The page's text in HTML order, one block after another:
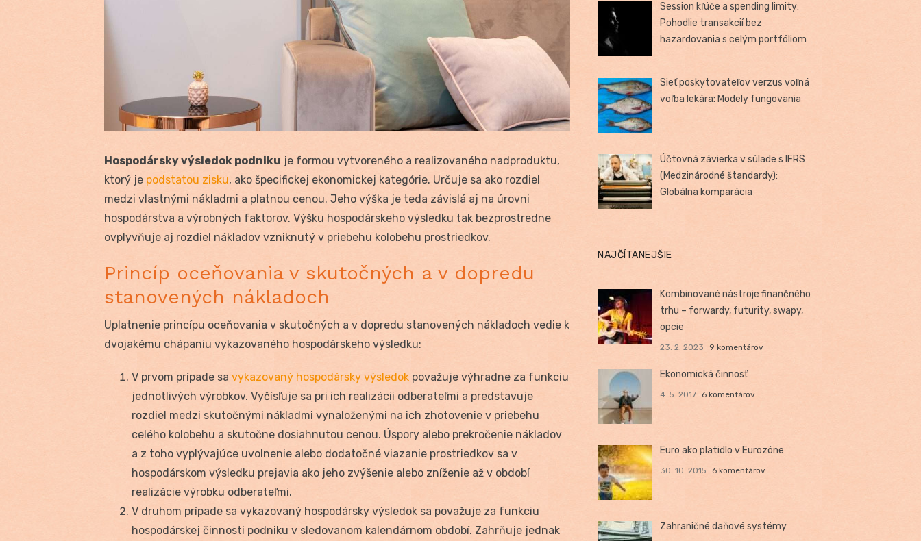
Hospodársky výsledok podniku je formou vytvoreného a realizovaného nadproduktu,
ktorý je podstatou zisku, ako špecifickej ekonomickej kategórie. Určuje sa ako rozdiel
medzi vlastnými nákladmi a platnou cenou. Jeho výška je teda závislá aj na úrovni
hospodárstva a výrobných faktorov. Výšku hospodárskeho výsledku tak bezprostredne
ovplyvňuje aj rozdiel nákladov vzniknutý v priebehu kolobehu prostriedkov.
Princíp oceňovania v skutočných a v dopredu
stanovených nákladoch
Uplatnenie princípu oceňovania v skutočných a v dopredu stanovených nákladoch vedie k
dvojakému chápaniu vykazovaného hospodárskeho výsledku:
V prvom prípade sa vykazovaný hospodársky výsledok považuje výhradne za funkciu
jednotlivých výrobkov. Vyčísľuje sa pri ich realizácii odberateľmi a predstavuje
rozdiel medzi skutočnými nákladmi vynaloženými na ich zhotovenie v priebehu
celého kolobehu a skutočne dosiahnutou cenou. Úspory alebo prekročenie nákladov
a z toho vyplývajúce uvolnenie alebo dodatočné viazanie prostriedkov sa v
hospodárskom výsledku prejavia ako jeho zvýšenie alebo zníženie až v období
realizácie výrobku odberateľmi.
V druhom prípade sa vykazovaný hospodársky výsledok sa považuje za funkciu
hospodárskej činnosti podniku v sledovanom kalendárnom období. Zahrňuje jednak
Session kľúče a spending limity:
Pohodlie transakcií bez
hazardovania s celým portfóliom
Sieť poskytovateľov verzus voľná
voľba lekára: Modely fungovania
Účtovná závierka v súlade s IFRS
(Medzinárodné štandardy):
Globálna komparácia
NAJČÍTANEJŠIE
Kombinované nástroje finančného
trhu – forwardy, futurity, swapy,
opcie
23. 2. 2023 9 komentárov
Ekonomická činnosť
4. 5. 2017 6 komentárov
Euro ako platidlo v Eurozóne
30. 10. 2015 6 komentárov
Zahraničné daňové systémy